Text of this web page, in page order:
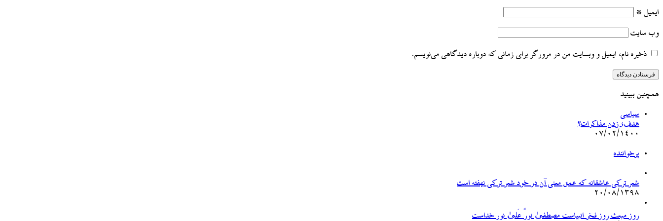
ایمیل *
وب‌ سایت
ذخیره نام، ایمیل و وبسایت من در مرورگر برای زمانی که دوباره دیدگاهی می‌نویسم.
همچنین ببینید
سیاسی
هدف؛ زدن مذاکرات؟
۰۷/۰۲/۱۴۰۰
پرخواننده
شعر ترکی عاشقانه که عمق معنی آن در خود شعر ترکی نهفته است
۲۰/۰۸/۱۳۹۸
روز مبعث روز فخر انبیاست مصطفیٰ نورٌ عَلیٰ نور خداست